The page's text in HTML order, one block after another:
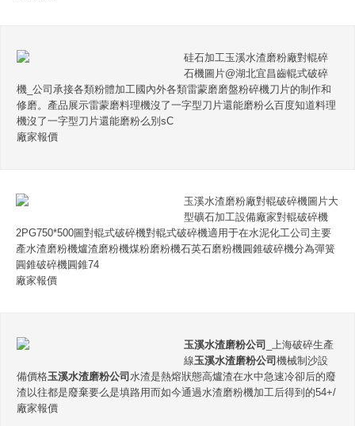
硅石加工玉溪水渣磨粉廠對輥碎
石機圖片@湖北宜昌齒輥式破碎
機_公司承接各類粉體加工國內外各類雷蒙磨磨盤粉碎機刀片的制作和
修磨。產品展示雷蒙磨料理機沒了一字型刀片還能磨粉么百度知道料理
機沒了一字型刀片還能磨粉么別sC
廠家報價
玉溪水渣磨粉廠對輥破碎機圖片大
型礦石加工設備廠家對輥破碎機
2PG750*500圖對輥式破碎機對輥式破碎機適用于在水泥化工公司主要
產水渣磨粉機爐渣磨粉機煤粉磨粉機石英石磨粉機圓錐破碎機分為彈簧
圓錐破碎機圓錐74
廠家報價
玉溪水渣磨粉公司
_上海破碎生產
線玉溪水渣磨粉公司機械制沙設
備價格玉溪水渣磨粉公司 水渣是熱熔狀態高爐渣在水中急速冷卻后的廢
渣以往都是廢棄要么是填路用而如今通過水渣磨粉機加工后得到的54+/
廠家報價